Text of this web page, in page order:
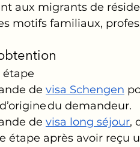
aux migrants de
motifs familiaux,
étape
de visa Schengen
du demandeur.
de visa long séjour,
étape après avoir reçu